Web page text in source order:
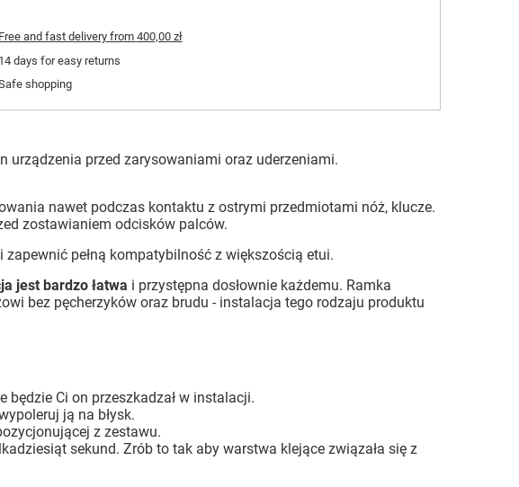
Free and fast deliveryfrom 400,00 zł
14days for easy returns
shopping
urządzenia przed zarysowaniami oraz uderzeniami.
nawet podczas kontaktu z ostrymi przedmiotami nóż, klucze.
zostawianiem odcisków palców.
pełną kompatybilność z większością etui.
jest bardzo łatwa i przystępna dosłownie każdemu. Ramka
bez pęcherzyków oraz brudu - instalacja tego rodzaju produktu
będzie Ci on przeszkadzał w instalacji.
ją na błysk.
z zestawu.
sekund. Zrób to tak aby warstwa klejące związała się z